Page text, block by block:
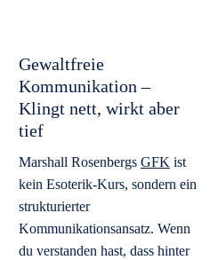
Gewaltfreie
Kommunikation –
Klingt nett, wirkt aber
tief
Marshall Rosenbergs GFK ist
kein Esoterik-Kurs, sondern ein
strukturierter
Kommunikationsansatz. Wenn
du verstanden hast, dass hinter